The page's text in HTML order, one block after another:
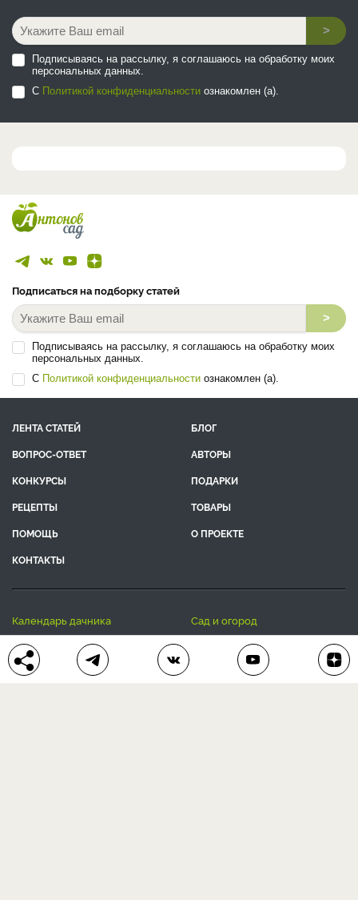
>
Подписываясь на рассылку, я соглашаюсь на обработку моих
персональных данных.
С Политикой конфиденциальности ознакомлен (а).
Подписаться на подборку статей
>
Подписываясь на рассылку, я соглашаюсь на обработку моих
персональных данных.
С Политикой конфиденциальности ознакомлен (а).
ЛЕНТА СТАТЕЙ
БЛОГ
ВОПРОС-ОТВЕТ
АВТОРЫ
КОНКУРСЫ
ПОДАРКИ
РЕЦЕПТЫ
ТОВАРЫ
ПОМОЩЬ
О ПРОЕКТЕ
КОНТАКТЫ
календарь дачника
сад и огород
цветы и растения
дачный дизайн
хозяйственные дела
полезные рецепты